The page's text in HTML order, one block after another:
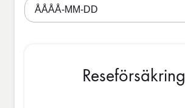
ÅÅÅÅ-MM-DD
Reseförsäkring